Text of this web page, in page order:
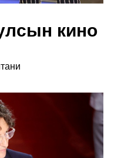
кино